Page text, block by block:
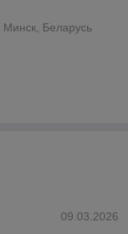
Минск, Беларусь
09.03.2026